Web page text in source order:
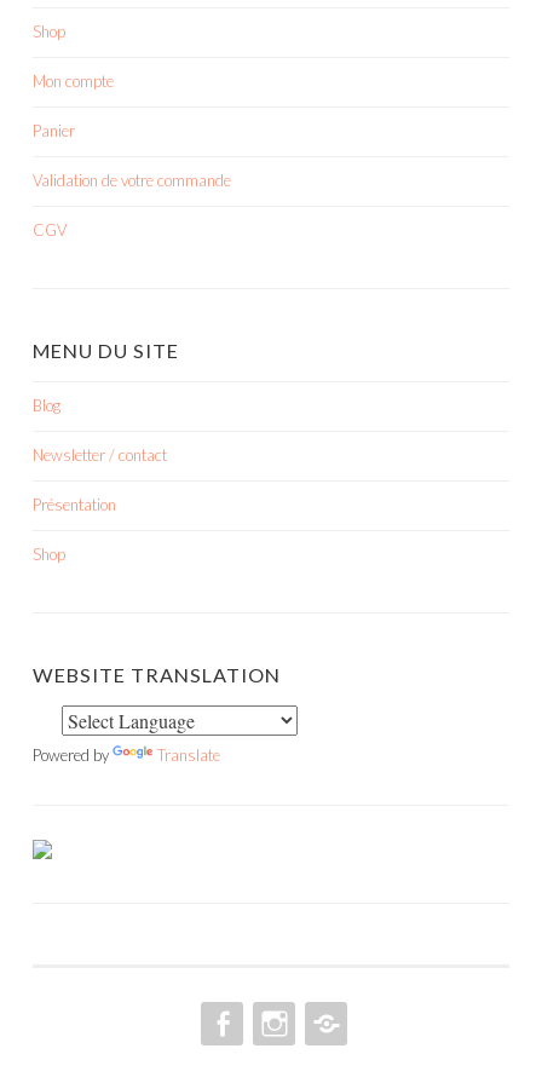
Shop
Mon compte
Panier
Validation de votre commande
CGV
MENU DU SITE
Blog
Newsletter / contact
Présentation
Shop
WEBSITE TRANSLATION
Powered by Translate